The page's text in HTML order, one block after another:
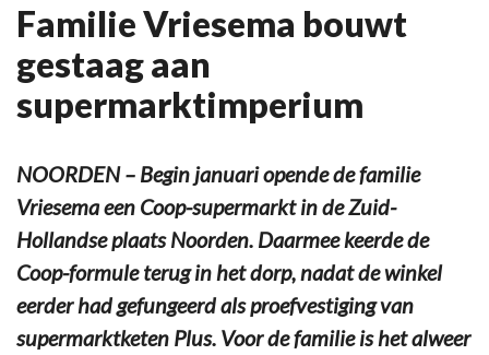
Familie Vriesema bouwt
gestaag aan
supermarktimperium
NOORDEN – Begin januari opende de familie
Vriesema een Coop-supermarkt in de Zuid-
Hollandse plaats Noorden. Daarmee keerde de
Coop-formule terug in het dorp, nadat de winkel
eerder had gefungeerd als proefvestiging van
supermarktketen Plus. Voor de familie is het alweer